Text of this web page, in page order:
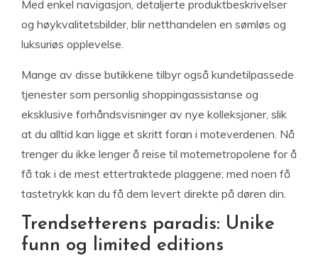
Med enkel navigasjon, detaljerte produktbeskrivelser
og høykvalitetsbilder, blir netthandelen en sømløs og
luksuriøs opplevelse.
Mange av disse butikkene tilbyr også kundetilpassede
tjenester som personlig shoppingassistanse og
eksklusive forhåndsvisninger av nye kolleksjoner, slik
at du alltid kan ligge et skritt foran i moteverdenen. Nå
trenger du ikke lenger å reise til motemetropolene for å
få tak i de mest ettertraktede plaggene; med noen få
tastetrykk kan du få dem levert direkte på døren din.
Trendsetterens paradis: Unike
funn og limited editions